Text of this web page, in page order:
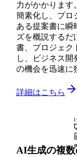
力がかかります
簡素化し、プロ
ある提案書に瞬
ズを概説するだ
書、プロジェク
し、ビジネス開
の機会を迅速に
詳細はこちら
AI生成の複